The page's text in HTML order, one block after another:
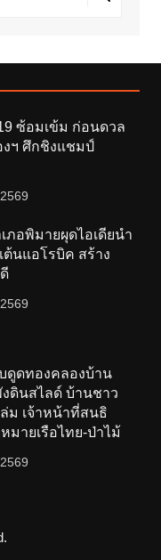
ซ้อมเข้ม ก่อนดวล
ฯ ศึกชิงแชมป์
ภอพิมายผุดไอเดียนำ
นแอโรบิค สร้าง
ดูดทองคลองบ้าน
ดินสไลด์ บ้านชาว
ม เจ้าหน้าที่สนธิ
มายเรือไทย-ป่าไม้